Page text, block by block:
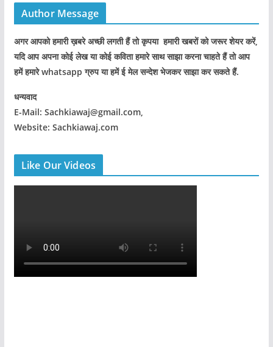
Author Message
अगर आपको हमारी ख़बरे अच्छी लगती हैं तो कृपया हमारी खबरों को जरूर शेयर करें,
यदि आप अपना कोई लेख या कोई कविता हमारे साथ साझा करना चाहते हैं तो आप
हमें हमारे whatsapp ग्रुप या हमें ई मेल सन्देश भेजकर साझा कर सकते हैं.
धन्यवाद
E-Mail: Sachkiawaj@gmail.com,
Website: Sachkiawaj.com
Like Our Videos